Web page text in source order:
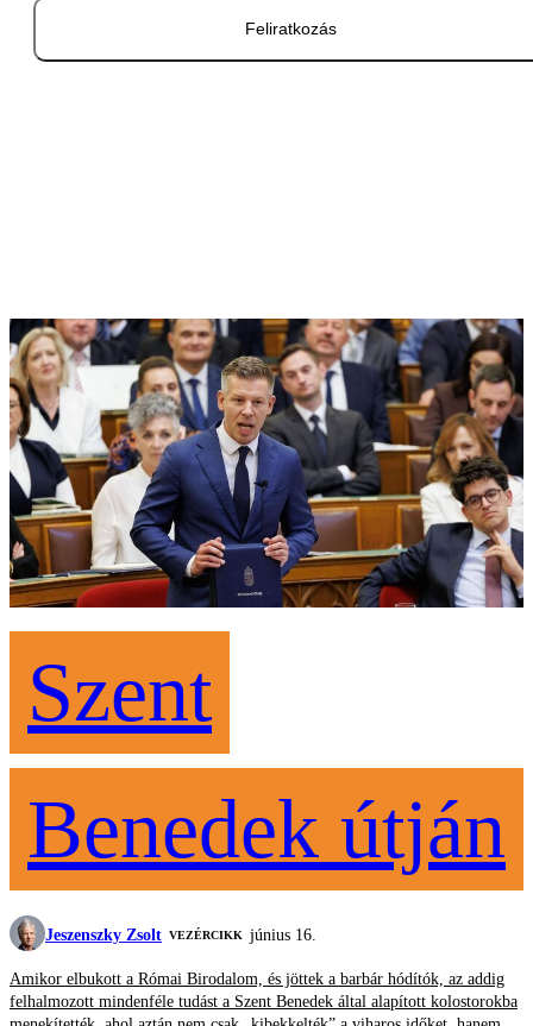
Feliratkozás
Szent
Benedek útján
Jeszenszky Zsolt VEZÉRCIKK június 16.
Amikor elbukott a Római Birodalom, és jöttek a barbár hódítók, az addig
felhalmozott mindenféle tudást a Szent Benedek által alapított kolostorokba